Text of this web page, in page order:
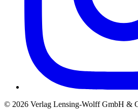
© 2026 Verlag Lensing-Wolff GmbH &